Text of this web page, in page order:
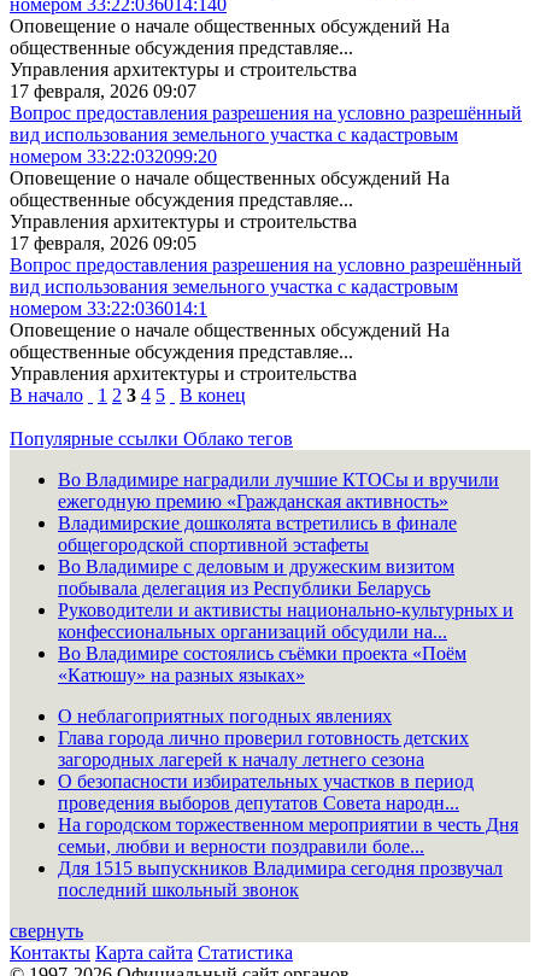
Оповещение о начале общественных обсуждений На
общественные обсуждения представляе...
Управления архитектуры и строительства
17 февраля, 2026 09:07
Вопрос предоставления разрешения на условно разрешённый
вид использования земельного участка с кадастровым
номером 33:22:032099:20
Оповещение о начале общественных обсуждений На
общественные обсуждения представляе...
Управления архитектуры и строительства
17 февраля, 2026 09:05
Вопрос предоставления разрешения на условно разрешённый
вид использования земельного участка с кадастровым
номером 33:22:036014:1
Оповещение о начале общественных обсуждений На
общественные обсуждения представляе...
Управления архитектуры и строительства
В начало
1 2 3 4 5 В конец
Популярные ссылки Облако тегов
Во Владимире наградили лучшие КТОСы и вручили
ежегодную премию «Гражданская активность»
Владимирские дошколята встретились в финале
общегородской спортивной эстафеты
Во Владимире с деловым и дружеским визитом
побывала делегация из Республики Беларусь
Руководители и активисты национально-культурных и
конфессиональных организаций обсудили на...
Во Владимире состоялись съёмки проекта «Поём
«Катюшу» на разных языках»
О неблагоприятных погодных явлениях
Глава города лично проверил готовность детских
загородных лагерей к началу летнего сезона
О безопасности избирательных участков в период
проведения выборов депутатов Совета народн...
На городском торжественном мероприятии в честь Дня
семьи, любви и верности поздравили боле...
Для 1515 выпускников Владимира сегодня прозвучал
последний школьный звонок
свернуть
Контакты Карта сайта Статистика